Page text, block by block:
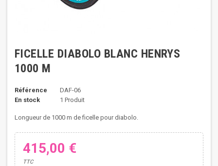
FICELLE DIABOLO BLANC HENRYS
1000 M
Référence
DAF-06
En stock
1 Produit
Longueur de 1000 m de ficelle pour diabolo.
415,00 €
TTC